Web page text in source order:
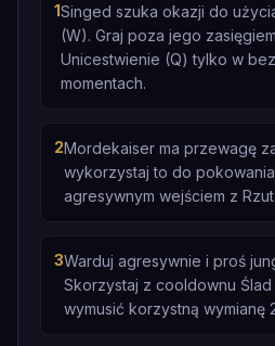
1Singed szuka okazji do
(W). Graj poza jego
Unicestwienie (Q) tylko w
momentach.
2Mordekaiser ma przewagę
wykorzystaj to do
agresywnym wejściem z Rzut
3Warduj agresywnie i proś
Skorzystaj z cooldownu
wymusić korzystną wymianę